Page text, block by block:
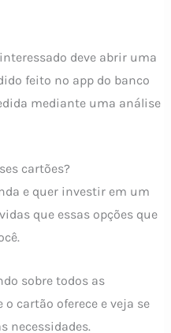
deve abrir uma
feito no app do banco
mediante uma análise
cartões?
e quer investir em um
que essas opções que
sobre todos as
cartão oferece e veja se
necessidades.